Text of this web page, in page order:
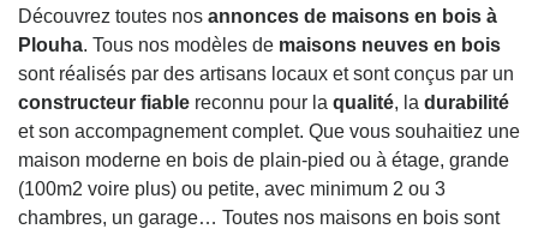
Découvrez toutes nos annonces de maisons en bois à
Plouha. Tous nos modèles de maisons neuves en bois
sont réalisés par des artisans locaux et sont conçus par un
constructeur fiable reconnu pour la qualité, la durabilité
et son accompagnement complet. Que vous souhaitiez une
maison moderne en bois de plain-pied ou à étage, grande
(100m2 voire plus) ou petite, avec minimum 2 ou 3
chambres, un garage… Toutes nos maisons en bois sont